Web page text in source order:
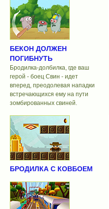
БЕКОН ДОЛЖЕН
ПОГИБНУТЬ
Бродилка-долбилка, где ваш
герой - боец Свин - идет
вперед, преодолевая нападки
встречающихся ему на пути
зомбированных свиней.
БРОДИЛКА С КОВБОЕМ